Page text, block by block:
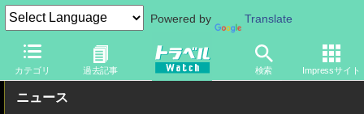
Powered by Translate
カテゴリ 過去記事 検索 Impressサイト
トラベル Watch 旅の情報 ホテル・旅館 宿泊
ニュース